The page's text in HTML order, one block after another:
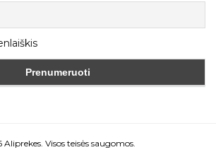
Aliprekes. Visos teisės saugomos.